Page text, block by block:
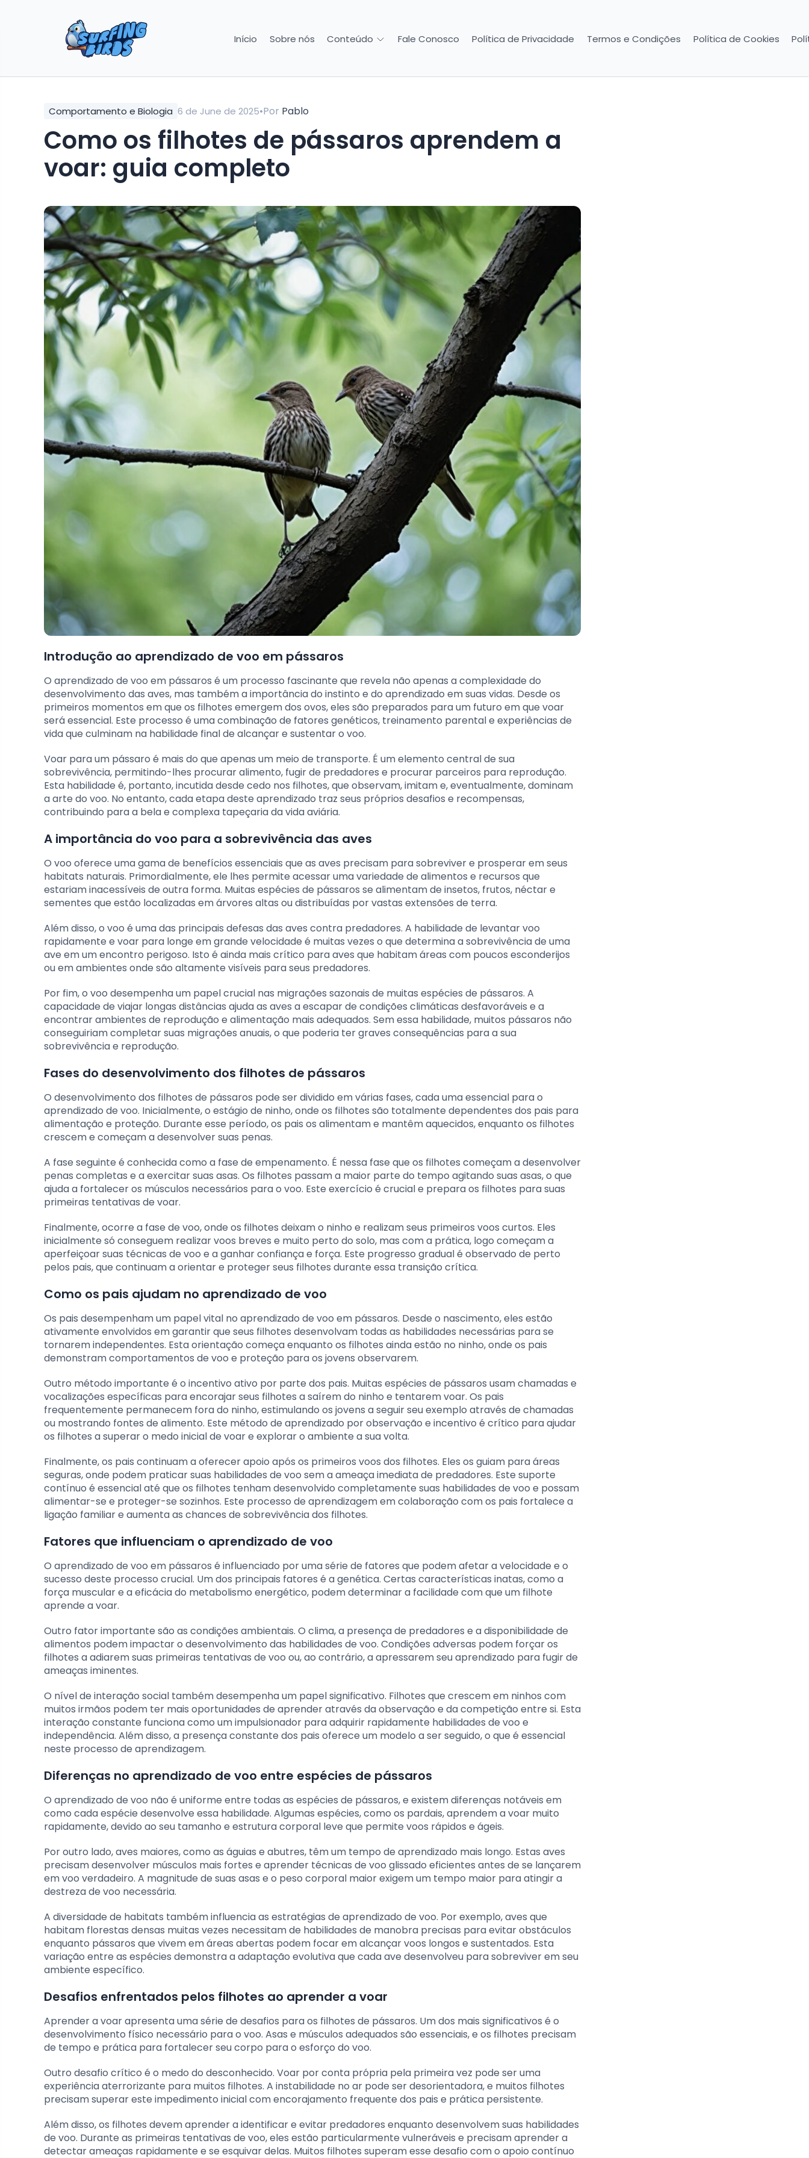
Início Sobre nós Conteúdo Fale Conosco Política de Privacidade Termos e Condições Política de Cookies
Comportamento e Biologia 6 de June de 2025•Por Pablo
Como os filhotes de pássaros aprendem a
voar: guia completo
Introdução ao aprendizado de voo em pássaros
O aprendizado de voo em pássaros é um processo fascinante que revela não apenas a complexidade do
desenvolvimento das aves, mas também a importância do instinto e do aprendizado em suas vidas. Desde os
primeiros momentos em que os filhotes emergem dos ovos, eles são preparados para um futuro em que voar
será essencial. Este processo é uma combinação de fatores genéticos, treinamento parental e experiências de
vida que culminam na habilidade final de alcançar e sustentar o voo.
Voar para um pássaro é mais do que apenas um meio de transporte. É um elemento central de sua
sobrevivência, permitindo-lhes procurar alimento, fugir de predadores e procurar parceiros para reprodução.
Esta habilidade é, portanto, incutida desde cedo nos filhotes, que observam, imitam e, eventualmente, dominam
a arte do voo. No entanto, cada etapa deste aprendizado traz seus próprios desafios e recompensas,
contribuindo para a bela e complexa tapeçaria da vida aviária.
A importância do voo para a sobrevivência das aves
O voo oferece uma gama de benefícios essenciais que as aves precisam para sobreviver e prosperar em seus
habitats naturais. Primordialmente, ele lhes permite acessar uma variedade de alimentos e recursos que
estariam inacessíveis de outra forma. Muitas espécies de pássaros se alimentam de insetos, frutos, néctar e
sementes que estão localizadas em árvores altas ou distribuídas por vastas extensões de terra.
Além disso, o voo é uma das principais defesas das aves contra predadores. A habilidade de levantar voo
rapidamente e voar para longe em grande velocidade é muitas vezes o que determina a sobrevivência de uma
ave em um encontro perigoso. Isto é ainda mais crítico para aves que habitam áreas com poucos esconderijos
ou em ambientes onde são altamente visíveis para seus predadores.
Por fim, o voo desempenha um papel crucial nas migrações sazonais de muitas espécies de pássaros. A
capacidade de viajar longas distâncias ajuda as aves a escapar de condições climáticas desfavoráveis e a
encontrar ambientes de reprodução e alimentação mais adequados. Sem essa habilidade, muitos pássaros não
conseguiriam completar suas migrações anuais, o que poderia ter graves consequências para a sua
sobrevivência e reprodução.
Fases do desenvolvimento dos filhotes de pássaros
O desenvolvimento dos filhotes de pássaros pode ser dividido em várias fases, cada uma essencial para o
aprendizado de voo. Inicialmente, o estágio de ninho, onde os filhotes são totalmente dependentes dos pais para
alimentação e proteção. Durante esse período, os pais os alimentam e mantêm aquecidos, enquanto os filhotes
crescem e começam a desenvolver suas penas.
A fase seguinte é conhecida como a fase de empenamento. É nessa fase que os filhotes começam a desenvolver
penas completas e a exercitar suas asas. Os filhotes passam a maior parte do tempo agitando suas asas, o que
ajuda a fortalecer os músculos necessários para o voo. Este exercício é crucial e prepara os filhotes para suas
primeiras tentativas de voar.
Finalmente, ocorre a fase de voo, onde os filhotes deixam o ninho e realizam seus primeiros voos curtos. Eles
inicialmente só conseguem realizar voos breves e muito perto do solo, mas com a prática, logo começam a
aperfeiçoar suas técnicas de voo e a ganhar confiança e força. Este progresso gradual é observado de perto
pelos pais, que continuam a orientar e proteger seus filhotes durante essa transição crítica.
Como os pais ajudam no aprendizado de voo
Os pais desempenham um papel vital no aprendizado de voo em pássaros. Desde o nascimento, eles estão
ativamente envolvidos em garantir que seus filhotes desenvolvam todas as habilidades necessárias para se
tornarem independentes. Esta orientação começa enquanto os filhotes ainda estão no ninho, onde os pais
demonstram comportamentos de voo e proteção para os jovens observarem.
Outro método importante é o incentivo ativo por parte dos pais. Muitas espécies de pássaros usam chamadas e
vocalizações específicas para encorajar seus filhotes a saírem do ninho e tentarem voar. Os pais
frequentemente permanecem fora do ninho, estimulando os jovens a seguir seu exemplo através de chamadas
ou mostrando fontes de alimento. Este método de aprendizado por observação e incentivo é crítico para ajudar
os filhotes a superar o medo inicial de voar e explorar o ambiente a sua volta.
Finalmente, os pais continuam a oferecer apoio após os primeiros voos dos filhotes. Eles os guiam para áreas
seguras, onde podem praticar suas habilidades de voo sem a ameaça imediata de predadores. Este suporte
contínuo é essencial até que os filhotes tenham desenvolvido completamente suas habilidades de voo e possam
alimentar-se e proteger-se sozinhos. Este processo de aprendizagem em colaboração com os pais fortalece a
ligação familiar e aumenta as chances de sobrevivência dos filhotes.
Fatores que influenciam o aprendizado de voo
O aprendizado de voo em pássaros é influenciado por uma série de fatores que podem afetar a velocidade e o
sucesso deste processo crucial. Um dos principais fatores é a genética. Certas características inatas, como a
força muscular e a eficácia do metabolismo energético, podem determinar a facilidade com que um filhote
aprende a voar.
Outro fator importante são as condições ambientais. O clima, a presença de predadores e a disponibilidade de
alimentos podem impactar o desenvolvimento das habilidades de voo. Condições adversas podem forçar os
filhotes a adiarem suas primeiras tentativas de voo ou, ao contrário, a apressarem seu aprendizado para fugir de
ameaças iminentes.
O nível de interação social também desempenha um papel significativo. Filhotes que crescem em ninhos com
muitos irmãos podem ter mais oportunidades de aprender através da observação e da competição entre si. Esta
interação constante funciona como um impulsionador para adquirir rapidamente habilidades de voo e
independência. Além disso, a presença constante dos pais oferece um modelo a ser seguido, o que é essencial
neste processo de aprendizagem.
Diferenças no aprendizado de voo entre espécies de pássaros
O aprendizado de voo não é uniforme entre todas as espécies de pássaros, e existem diferenças notáveis em
como cada espécie desenvolve essa habilidade. Algumas espécies, como os pardais, aprendem a voar muito
rapidamente, devido ao seu tamanho e estrutura corporal leve que permite voos rápidos e ágeis.
Por outro lado, aves maiores, como as águias e abutres, têm um tempo de aprendizado mais longo. Estas aves
precisam desenvolver músculos mais fortes e aprender técnicas de voo glissado eficientes antes de se lançarem
em voo verdadeiro. A magnitude de suas asas e o peso corporal maior exigem um tempo maior para atingir a
destreza de voo necessária.
A diversidade de habitats também influencia as estratégias de aprendizado de voo. Por exemplo, aves que
habitam florestas densas muitas vezes necessitam de habilidades de manobra precisas para evitar obstáculos
enquanto pássaros que vivem em áreas abertas podem focar em alcançar voos longos e sustentados. Esta
variação entre as espécies demonstra a adaptação evolutiva que cada ave desenvolveu para sobreviver em seu
ambiente específico.
Desafios enfrentados pelos filhotes ao aprender a voar
Aprender a voar apresenta uma série de desafios para os filhotes de pássaros. Um dos mais significativos é o
desenvolvimento físico necessário para o voo. Asas e músculos adequados são essenciais, e os filhotes precisam
de tempo e prática para fortalecer seu corpo para o esforço do voo.
Outro desafio crítico é o medo do desconhecido. Voar por conta própria pela primeira vez pode ser uma
experiência aterrorizante para muitos filhotes. A instabilidade no ar pode ser desorientadora, e muitos filhotes
precisam superar este impedimento inicial com encorajamento frequente dos pais e prática persistente.
Além disso, os filhotes devem aprender a identificar e evitar predadores enquanto desenvolvem suas habilidades
de voo. Durante as primeiras tentativas de voo, eles estão particularmente vulneráveis e precisam aprender a
detectar ameaças rapidamente e se esquivar delas. Muitos filhotes superam esse desafio com o apoio contínuo